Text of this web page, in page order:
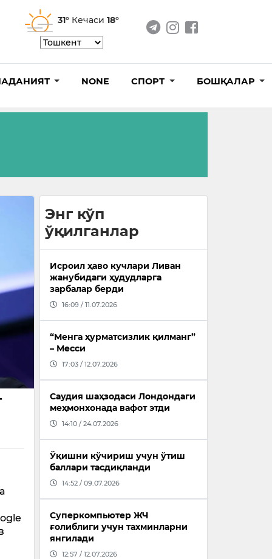
31° Кечаси 18°
NONE СПОРТ БОШҚАЛАР
Энг кўп
ўқилганлар
Исроил ҳаво кучлари Ливан
жанубидаги ҳудудларга
зарбалар берди
16:09 / 11.07.2026
“Менга ҳурматсизлик қилманг”
– Месси
17:03 / 12.07.2026
Саудия шаҳзодаси Лондондаги
меҳмонхонада вафот этди
14:10 / 24.07.2026
Ўқишни кўчириш учун ўтиш
баллари тасдиқланди
14:52 / 09.07.2026
Суперкомпьютер ЖЧ
ғолиблиги учун тахминларни
янгилади
12:57 / 12.07.2026